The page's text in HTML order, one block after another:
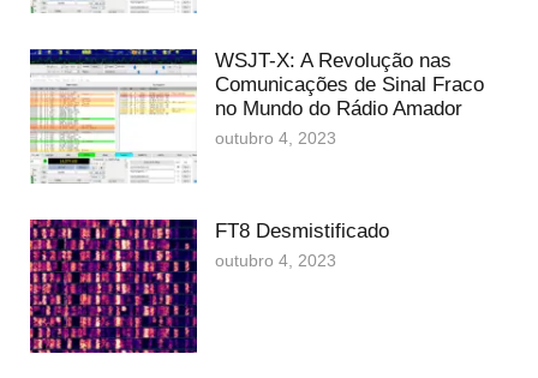
WSJT-X: A Revolução nas
Comunicações de Sinal Fraco
no Mundo do Rádio Amador
outubro 4, 2023
FT8 Desmistificado
outubro 4, 2023